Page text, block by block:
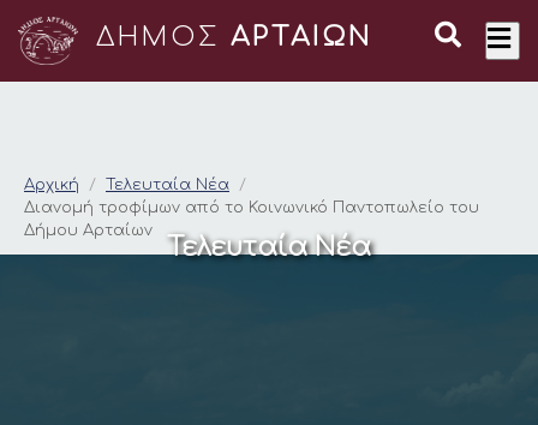
ΔΗΜΟΣ ΑΡΤΑΙΩΝ
Διανομή τροφίμων
Αρχική
Τελευταία Νέα
Διανομή τροφίμων από το Κοινωνικό Παντοπωλείο του
Δήμου Αρταίων
Τελευταία Νέα